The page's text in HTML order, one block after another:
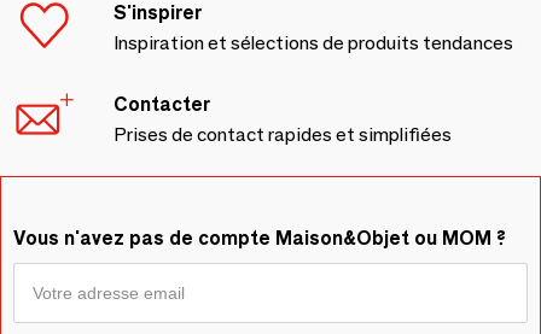
S'inspirer
Inspiration et sélections de produits tendances
Contacter
Prises de contact rapides et simplifiées
Vous n'avez pas de compte Maison&Objet ou MOM ?